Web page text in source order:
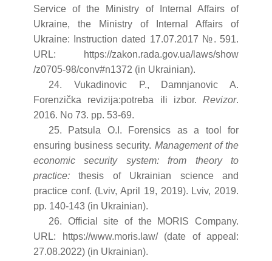
Service of the Ministry of Internal Affairs of
Ukraine, the Ministry of Internal Affairs of
Ukraine: Instruction dated 17.07.2017 №. 591.
URL: https://zakon.rada.gov.ua/laws/show
/z0705-98/conv#n1372 (in Ukrainian).
24. Vukadinovic P., Damnjanovic A.
Forenzička revizija:potreba ili izbor. Revizor.
2016. No 73. pp. 53-69.
25. Patsula O.I. Forensics as a tool for
ensuring business security. Management of the
economic security system: from theory to
practice:thesis of Ukrainian science and
practice conf. (Lviv, April 19, 2019). Lviv, 2019.
pp. 140-143 (in Ukrainian).
26. Official site of the MORIS Company.
URL: https://www.moris.law/ (date of appeal:
27.08.2022) (in Ukrainian).